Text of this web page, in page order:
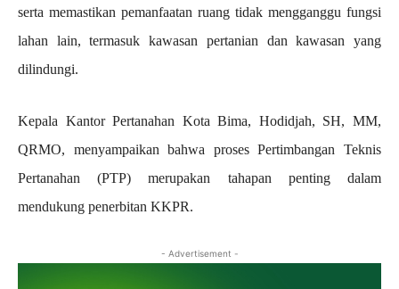
serta memastikan pemanfaatan ruang tidak mengganggu fungsi
lahan lain, termasuk kawasan pertanian dan kawasan yang
dilindungi.
Kepala Kantor Pertanahan Kota Bima, Hodidjah, SH, MM,
QRMO, menyampaikan bahwa proses Pertimbangan Teknis
Pertanahan (PTP) merupakan tahapan penting dalam
mendukung penerbitan KKPR.
- Advertisement -